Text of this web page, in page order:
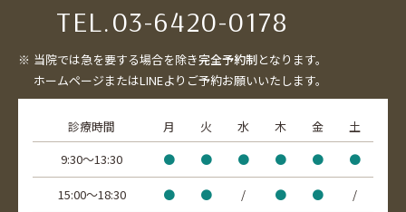
TEL.03-6420-0178
当院では急を要する場合を除き完全予約制となります。
ホームページまたはLINEよりご予約お願いいたします。
診療時間 月 火 水 木 金
土
9:30〜13:30
● ● ● ● ● ●
15:00〜18:30 ● ● / ● ● /